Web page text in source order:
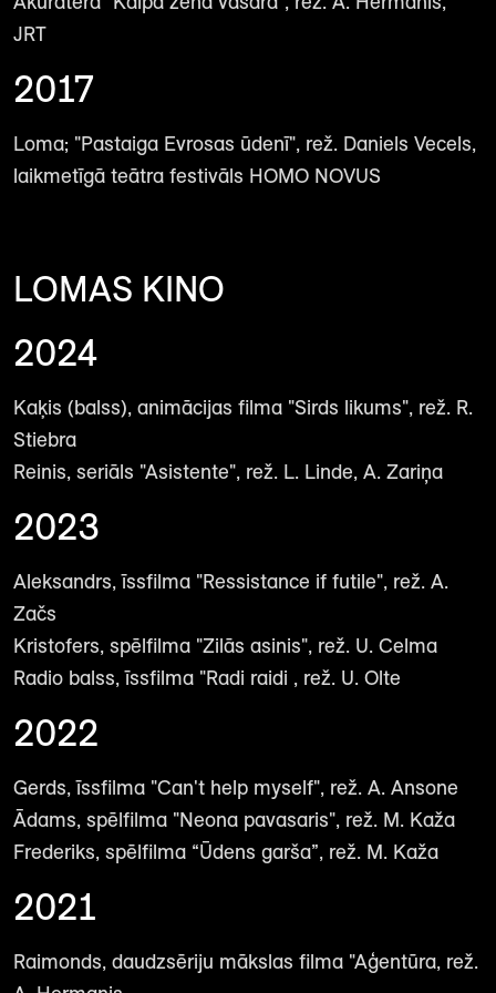
JRT
2017
Loma; "Pastaiga Evrosas ūdenī", rež. Daniels Vecels,
laikmetīgā teātra festivāls HOMO NOVUS
LOMAS KINO
2024
Kaķis (balss), animācijas filma "Sirds likums", rež. R.
Stiebra
Reinis, seriāls "Asistente", rež. L. Linde, A. Zariņa
2023
Aleksandrs, īssfilma "Ressistance if futile", rež. A.
Začs
Kristofers, spēlfilma "Zilās asinis", rež. U. Celma
Radio balss, īssfilma "Radi raidi , rež. U. Olte
2022
Gerds, īssfilma "Can't help myself", rež. A. Ansone
Ādams, spēlfilma "Neona pavasaris", rež. M. Kaža
Frederiks, spēlfilma “Ūdens garša”, rež. M. Kaža
2021
Raimonds, daudzsēriju mākslas filma "Aģentūra, rež.